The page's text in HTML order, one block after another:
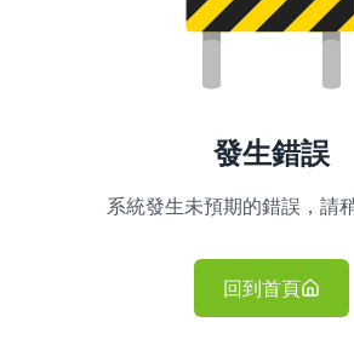
發生錯誤
系統發生未預期的錯誤，請
回到首頁